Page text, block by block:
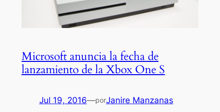
Microsoft anuncia la fecha de
lanzamiento de la Xbox One S
Jul 19, 2016—porJanire Manzanas